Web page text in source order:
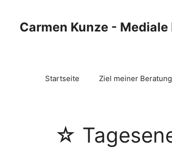
Carmen Kunze -
Startseite Ziel meiner Beratung
☆